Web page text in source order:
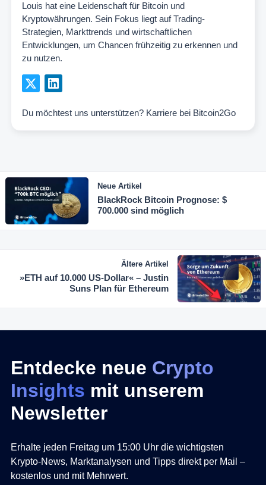
Louis hat eine Leidenschaft für Bitcoin und
Kryptowährungen. Sein Fokus liegt auf Trading-
Strategien, Markttrends und wirtschaftlichen
Entwicklungen, um Chancen frühzeitig zu erkennen und
zu nutzen.
Du möchtest uns unterstützen? Karriere bei Bitcoin2Go
Neue Artikel
BlackRock Bitcoin Prognose: $
700.000 sind möglich
Ältere Artikel
»ETH auf 10.000 US-Dollar« – Justin
Suns Plan für Ethereum
Entdecke neue Crypto
Insights mit unserem
Newsletter
Erhalte jeden Freitag um 15:00 Uhr die wichtigsten
Krypto-News, Marktanalysen und Tipps direkt per Mail –
kostenlos und mit Mehrwert.